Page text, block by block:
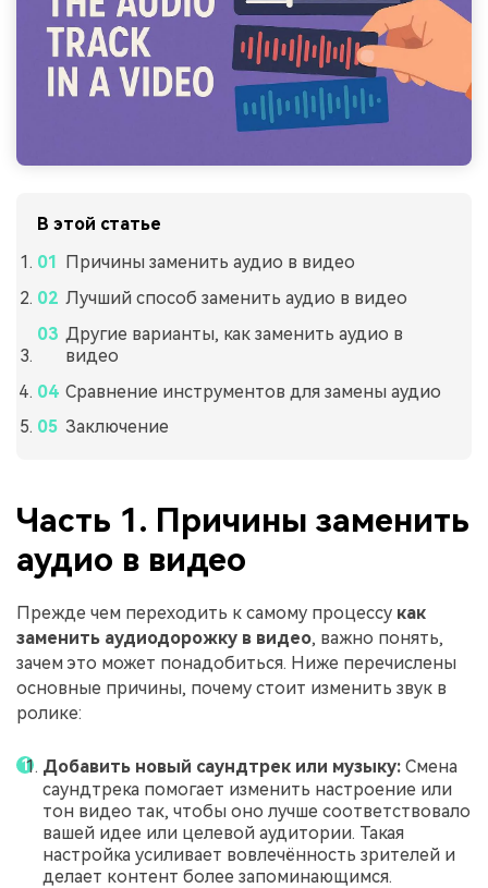
В этой статье
Причины заменить аудио в видео
Лучший способ заменить аудио в видео
Другие варианты, как заменить аудио в
видео
Сравнение инструментов для замены аудио
Заключение
Часть 1. Причины заменить
аудио в видео
Прежде чем переходить к самому процессу как
заменить аудиодорожку в видео, важно понять,
зачем это может понадобиться. Ниже перечислены
основные причины, почему стоит изменить звук в
ролике:
Добавить новый саундтрек или музыку: Смена
саундтрека помогает изменить настроение или
тон видео так, чтобы оно лучше соответствовало
вашей идее или целевой аудитории. Такая
настройка усиливает вовлечённость зрителей и
делает контент более запоминающимся.